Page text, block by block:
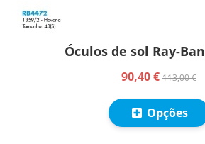
Óculos de sol Ray-
90,40 € 113,00 €
Opções